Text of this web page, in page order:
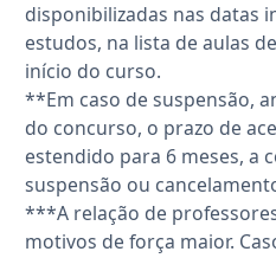
disponibilizadas nas datas
estudos, na lista de aulas
início do curso.
**Em caso de suspensão,
do concurso, o prazo de
estendido para 6 meses, a
suspensão ou
***A relação de
motivos de força maior.